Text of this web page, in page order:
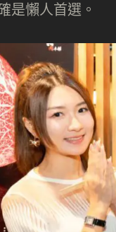
是懶人首選。